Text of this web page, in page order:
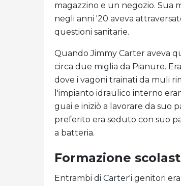
magazzino e un negozio. Sua
negli anni '20 aveva
questioni sanitarie.
Quando Jimmy Carter aveva
circa due miglia da Pianure.
dove i vagoni trainati da muli
l'impianto idraulico interno
guai e iniziò a lavorare da suo
preferito era seduto con suo
a batteria.
Formazione
Entrambi di Carter'i genitori